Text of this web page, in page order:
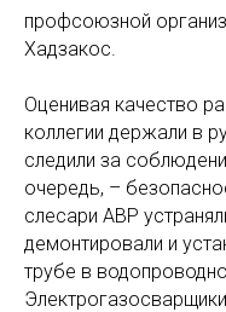
профсоюзной
Хадзакос.
Оценивая качество
коллегии держали в
следили за
очередь, –
слесари АВР
демонтировали и
трубе в